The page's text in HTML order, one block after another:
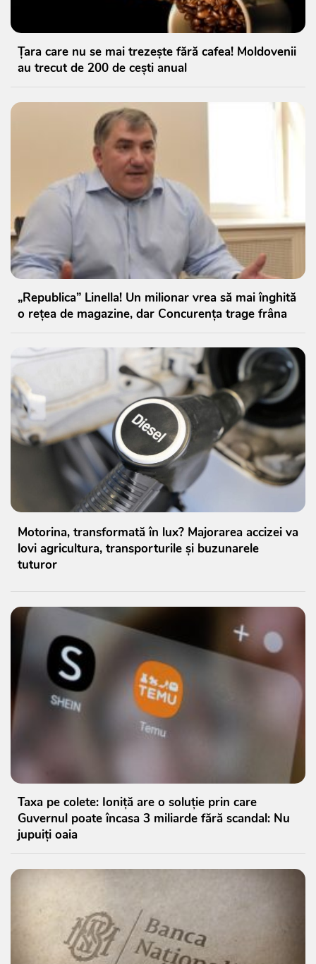
Țara care nu se mai trezește fără cafea! Moldovenii
au trecut de 200 de cești anual
„Republica” Linella! Un milionar vrea să mai înghită
o rețea de magazine, dar Concurența trage frâna
Motorina, transformată în lux? Majorarea accizei va
lovi agricultura, transporturile și buzunarele
tuturor
Taxa pe colete: Ioniță are o soluție prin care
Guvernul poate încasa 3 miliarde fără scandal: Nu
jupuiți oaia